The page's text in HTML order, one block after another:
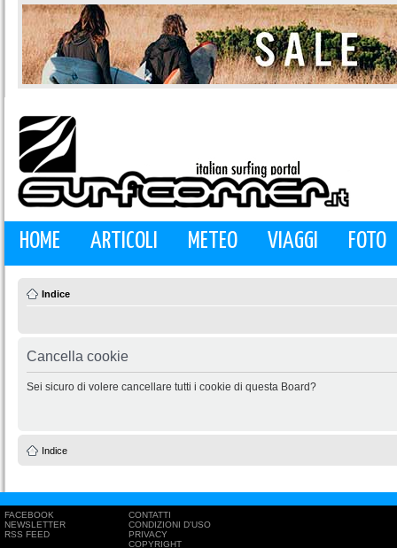
HOME ARTICOLI METEO VIAGGI FOTO
Indice
Cancella cookie
Sei sicuro di volere cancellare tutti i cookie di questa Board?
Indice
FACEBOOK
NEWSLETTER
RSS FEED
CONTATTI
CONDIZIONI D'USO
PRIVACY
COPYRIGHT